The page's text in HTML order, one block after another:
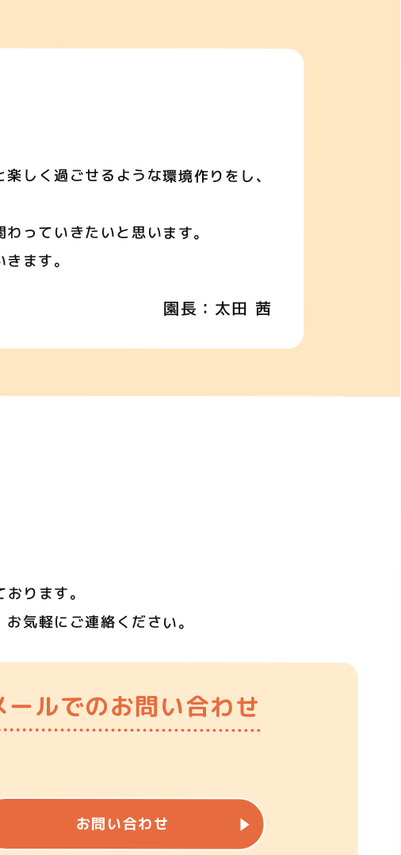
しく過ごせるような環境作りをし、
っていきたいと思います。
ます。
園長：太田 茜
ります。
お気軽にご連絡ください。
ールでのお問い合わせ
お問い合わせ